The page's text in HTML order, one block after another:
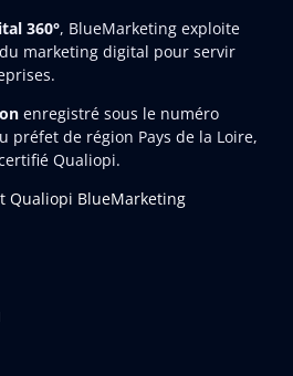
360°, BlueMarketing exploite
marketing digital pour servir
enregistré sous le numéro
préfet de région Pays de la Loire,
Qualiopi.
Qualiopi BlueMarketing